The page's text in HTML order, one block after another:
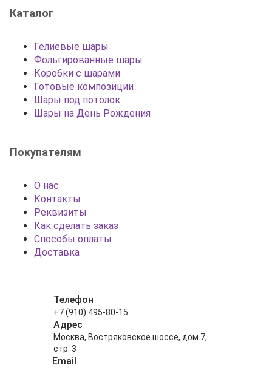
Каталог
Гелиевые шары
Фольгированные шары
Коробки с шарами
Готовые композиции
Шары под потолок
Шары на День Рождения
Покупателям
О нас
Контакты
Реквизиты
Как сделать заказ
Способы оплаты
Доставка
Телефон
+7 (910) 495-80-15
Адрес
Москва, Востряковское шоссе, дом 7,
стр. 3
Email